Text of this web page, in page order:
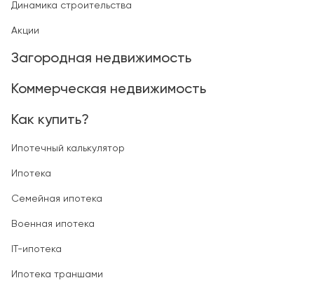
Динамика строительства
Акции
Загородная недвижимость
Коммерческая недвижимость
Как купить?
Ипотечный калькулятор
Ипотека
Семейная ипотека
Военная ипотека
IT-ипотека
Ипотека траншами